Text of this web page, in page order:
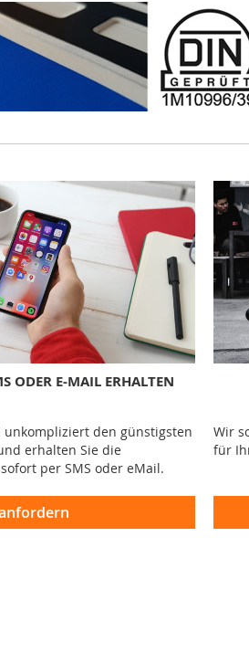
ODER E-MAIL ERHALTEN
unkompliziert den günstigsten
erhalten Sie die
per SMS oder eMail.
Wir
für